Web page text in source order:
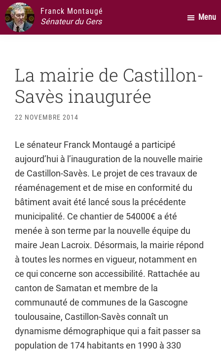
Passer
au
contenu
Passer
la
principale
Passer
au
pied
Franck Montaugé
Sénateur du Gers
Menu
La mairie de Castillon-
Savès inaugurée
22 NOVEMBRE 2014
Le sénateur Franck Montaugé a participé
aujourd’hui à l’inauguration de la nouvelle mairie
de Castillon-Savès. Le projet de ces travaux de
réaménagement et de mise en conformité du
bâtiment avait été lancé sous la précédente
municipalité. Ce chantier de 54000€ a été
menée à son terme par la nouvelle équipe du
maire Jean Lacroix. Désormais, la mairie répond
à toutes les normes en vigueur, notamment en
ce qui concerne son accessibilité. Rattachée au
canton de Samatan et membre de la
communauté de communes de la Gascogne
toulousaine, Castillon-Savès connaît un
dynamisme démographique qui a fait passer sa
population de 174 habitants en 1990 à 330